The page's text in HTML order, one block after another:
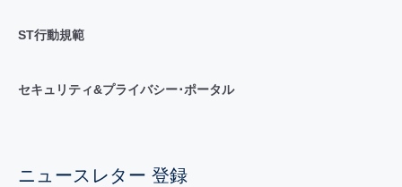
ST行動規範
セキュリティ&プライバシー･ポータル
ニュースレター 登録